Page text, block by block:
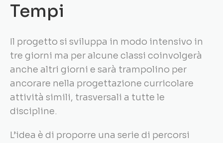
Tempi
Il progetto si sviluppa in modo intensivo in
tre giorni ma per alcune classi coinvolgerà
anche altri giorni e sarà trampolino per
ancorare nella progettazione curricolare
attività simili, trasversali a tutte le
discipline.
L’idea è di proporre una serie di percorsi